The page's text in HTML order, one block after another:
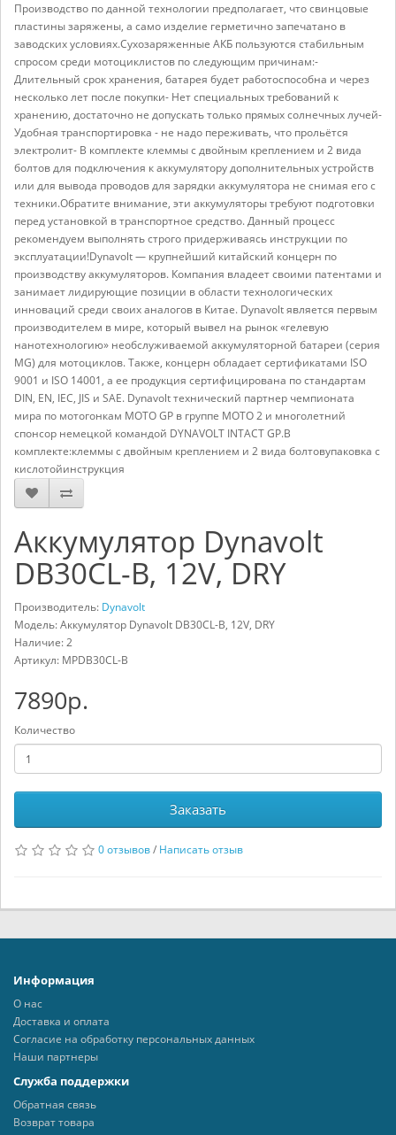
Производство по данной технологии предполагает, что свинцовые
пластины заряжены, а само изделие герметично запечатано в
заводских условиях.Сухозаряженные АКБ пользуются стабильным
спросом среди мотоциклистов по следующим причинам:-
Длительный срок хранения, батарея будет работоспособна и через
несколько лет после покупки- Нет специальных требований к
хранению, достаточно не допускать только прямых солнечных лучей-
Удобная транспортировка - не надо переживать, что прольётся
электролит- В комплекте клеммы с двойным креплением и 2 вида
болтов для подключения к аккумулятору дополнительных устройств
или для вывода проводов для зарядки аккумулятора не снимая его с
техники.Обратите внимание, эти аккумуляторы требуют подготовки
перед установкой в транспортное средство. Данный процесс
рекомендуем выполнять строго придерживаясь инструкции по
эксплуатации!Dynavolt — крупнейший китайский концерн по
производству аккумуляторов. Компания владеет своими патентами и
занимает лидирующие позиции в области технологических
инноваций среди своих аналогов в Китае. Dynavolt является первым
производителем в мире, который вывел на рынок «гелевую
нанотехнологию» необслуживаемой аккумуляторной батареи (серия
MG) для мотоциклов. Также, концерн обладает сертификатами ISO
9001 и ISO 14001, а ее продукция сертифицирована по стандартам
DIN, EN, IEC, JIS и SAE. Dynavolt технический партнер чемпионата
мира по мотогонкам MOTO GP в группе MOTO 2 и многолетний
спонсор немецкой командой DYNAVOLT INTACT GP.В
комплекте:клеммы с двойным креплением и 2 вида болтовупаковка с
кислотойинструкция
Аккумулятор Dynavolt
DB30CL-B, 12V, DRY
Производитель: Dynavolt
Модель: Аккумулятор Dynavolt DB30CL-B, 12V, DRY
Наличие: 2
Артикул: MPDB30CL-B
7890р.
Количество
Заказать
0 отзывов/ Написать отзыв
Информация
О нас
Доставка и оплата
Согласие на обработку персональных данных
Наши партнеры
Служба поддержки
Обратная связь
Возврат товара